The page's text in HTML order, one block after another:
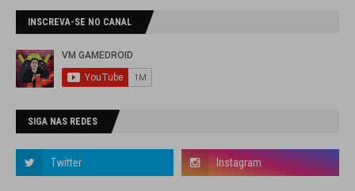
INSCREVA-SE NO CANAL
SIGA NAS REDES